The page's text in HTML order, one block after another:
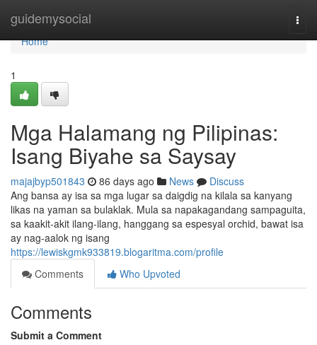
guidemysocial
Home
Home
1
Mga Halamang ng Pilipinas:
Isang Biyahe sa Saysay
majajbyp501843 86 days ago News
Discuss
Ang bansa ay isa sa mga lugar sa daigdig na kilala sa kanyang
likas na yaman sa bulaklak. Mula sa napakagandang sampaguita,
sa kaakit-akit ilang-ilang, hanggang sa espesyal orchid, bawat isa
ay nag-aalok ng isang
https://lewiskgmk933819.blogaritma.com/profile
Comments
Who Upvoted
Comments
Submit a Comment